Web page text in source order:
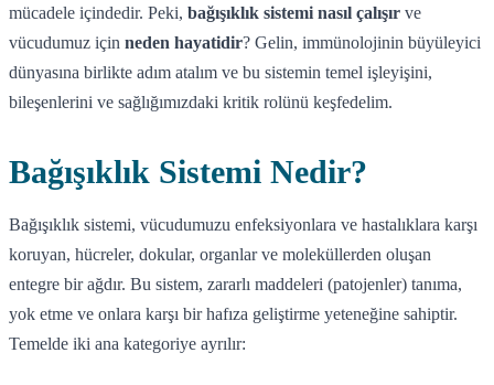
mücadele içindedir. Peki, bağışıklık sistemi nasıl çalışır ve
vücudumuz için neden hayatidir? Gelin, immünolojinin büyüleyici
dünyasına birlikte adım atalım ve bu sistemin temel işleyişini,
bileşenlerini ve sağlığımızdaki kritik rolünü keşfedelim.
Bağışıklık Sistemi Nedir?
Bağışıklık sistemi, vücudumuzu enfeksiyonlara ve hastalıklara karşı
koruyan, hücreler, dokular, organlar ve moleküllerden oluşan
entegre bir ağdır. Bu sistem, zararlı maddeleri (patojenler) tanıma,
yok etme ve onlara karşı bir hafıza geliştirme yeteneğine sahiptir.
Temelde iki ana kategoriye ayrılır: